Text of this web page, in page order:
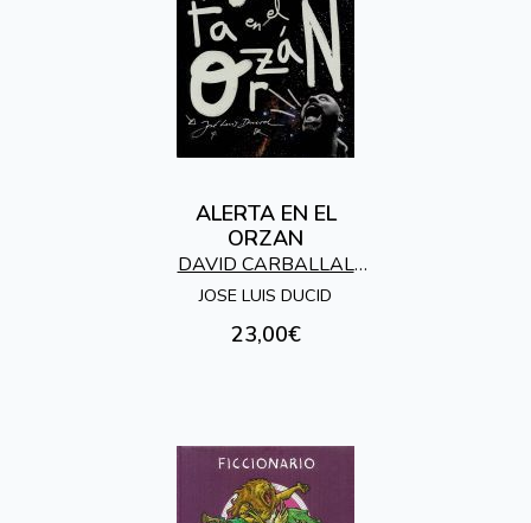
ALERTA EN EL
ORZAN
DAVID CARBALLAL
ESTUDIO GRAFICO, S.L.
JOSE LUIS DUCID
23,00€